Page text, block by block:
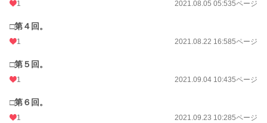
月間ポイント
年間ポイント
累計ポイント
1 2021.08.05 05:535ページ
□第４回。
1 2021.08.22 16:585ページ
□第５回。
1 2021.09.04 10:435ページ
□第６回。
1 2021.09.23 10:285ページ